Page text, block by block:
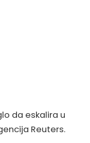
da eskalira u
Reuters.